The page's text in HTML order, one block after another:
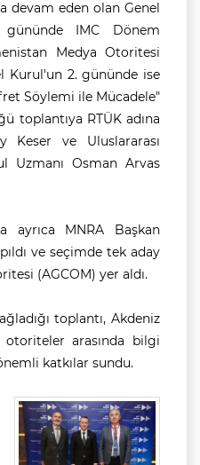
devam eden olan Genel
gününde IMC Dönem
Medya Otoritesi
Kurul'un 2. gününde ise
Söylemi ile Mücadele"
toplantıya RTÜK adına
Keser ve Uluslararası
Uzmanı Osman Arvas
ayrıca MNRA Başkan
ve seçimde tek aday
(AGCOM) yer aldı.
toplantı, Akdeniz
arasında bilgi
katkılar sundu.